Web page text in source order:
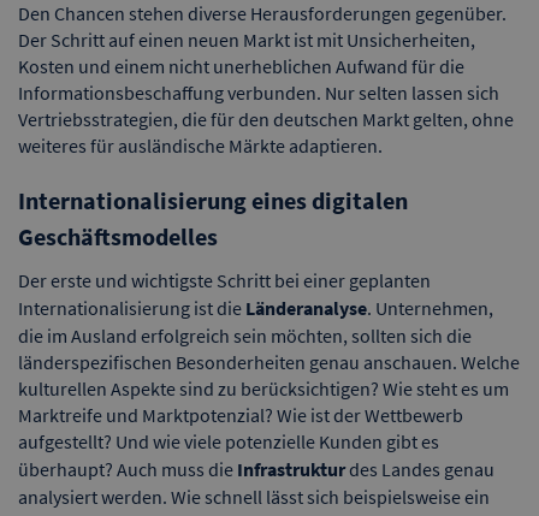
Den Chancen stehen diverse Herausforderungen gegenüber.
Der Schritt auf einen neuen Markt ist mit Unsicherheiten,
Kosten und einem nicht unerheblichen Aufwand für die
Informationsbeschaffung verbunden. Nur selten lassen sich
Vertriebsstrategien, die für den deutschen Markt gelten, ohne
weiteres für ausländische Märkte adaptieren.
Internationalisierung eines digitalen
Geschäftsmodelles
Der erste und wichtigste Schritt bei einer geplanten
Internationalisierung ist die Länderanalyse. Unternehmen,
die im Ausland erfolgreich sein möchten, sollten sich die
länderspezifischen Besonderheiten genau anschauen. Welche
kulturellen Aspekte sind zu berücksichtigen? Wie steht es um
Marktreife und Marktpotenzial? Wie ist der Wettbewerb
aufgestellt? Und wie viele potenzielle Kunden gibt es
überhaupt? Auch muss die Infrastrukturdes Landes genau
analysiert werden. Wie schnell lässt sich beispielsweise ein